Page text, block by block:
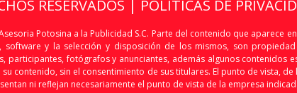
RESERVADOS | POLÍTICAS DE
Potosina a la Publicidad S.C. Parte del contenido que aparece
software y la selección y disposición de los mismos, son
fotógrafos y anunciantes, además algunos contenidos
contenido, sin el consentimiento de sus titulares. El punto de vista,
ni reflejan necesariamente el punto de vista de la empresa